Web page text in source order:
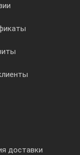
доставки